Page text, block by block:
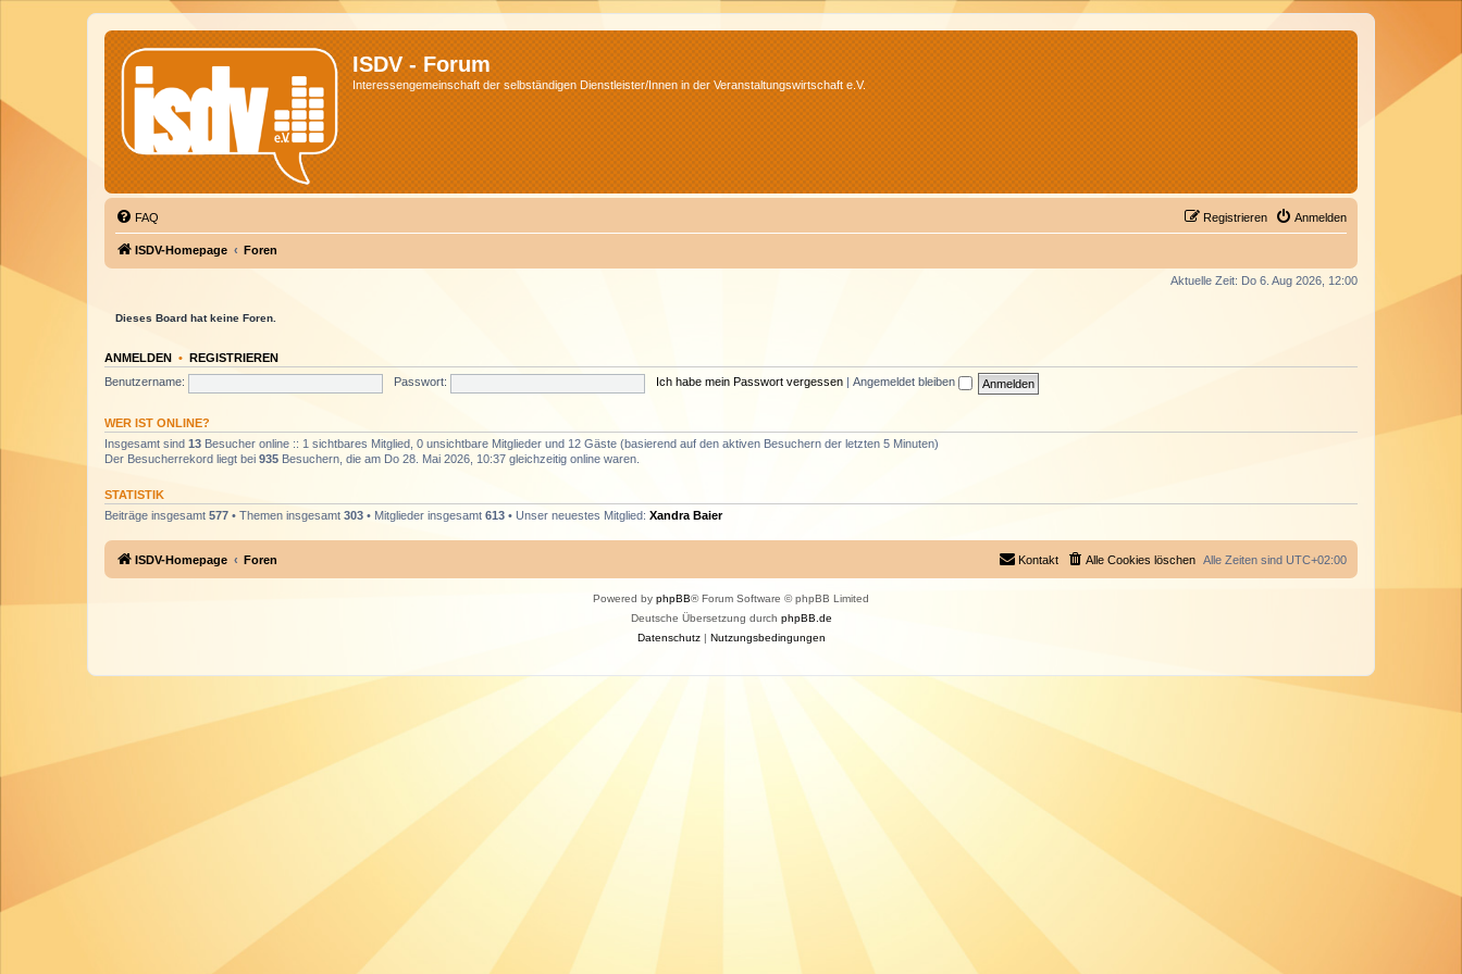
ISDV - Forum
Interessengemeinschaft der selbständigen Dienstleister/Innen in der Veranstaltungswirtschaft e.V.
FAQ Anmelden
Registrieren
ISDV-Homepage Foren
Aktuelle Zeit: Do 6. Aug 2026, 12:00
Dieses Board hat keine Foren.
ANMELDEN • REGISTRIEREN
Benutzername:
Passwort: Ich habe mein Passwort vergessen Angemeldet bleiben
WER IST ONLINE?
Insgesamt sind 13 Besucher online :: 1 sichtbares Mitglied, 0 unsichtbare Mitglieder und 12 Gäste (basierend auf den aktiven Besuchern der letzten 5 Minuten)
Der Besucherrekord liegt bei 935 Besuchern, die am Do 28. Mai 2026, 10:37 gleichzeitig online waren.
STATISTIK
Beiträge insgesamt 577 • Themen insgesamt 303 • Mitglieder insgesamt 613 • Unser neuestes Mitglied: Xandra Baier
ISDV-Homepage Foren Alle Zeiten sind UTC+02:00
Alle Cookies löschen
Kontakt
Powered by phpBB® Forum Software © phpBB Limited
Deutsche Übersetzung durch phpBB.de
Datenschutz| Nutzungsbedingungen